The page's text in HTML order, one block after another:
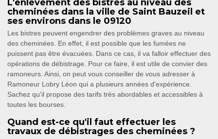
L'enlèvement des bistres au niveau des
cheminées dans la ville de Saint Bauzeil et
ses environs dans le 09120
Les bistres peuvent engendrer des problèmes graves au niveau
des cheminées. En effet, il est possible que les fumées ne
puissent pas être évacuées. Dans ce cas, il va falloir effectuer des
opérations de débistrage. Pour ce faire, il est utile de convier des
ramoneurs. Ainsi, on peut vous conseiller de vous adresser à
Ramoneur Lobry Léon qui a plusieurs années d'expérience.
Sachez qu'il propose des tarifs très abordables et accessibles à
toutes les bourses.
Quand est-ce qu'il faut effectuer les
travaux de débistrages des cheminées ?